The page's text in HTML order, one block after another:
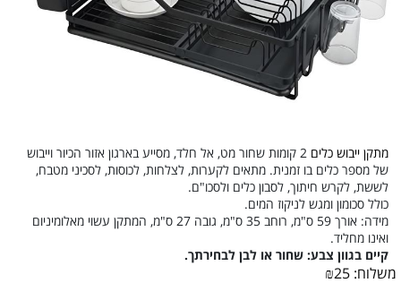
מתקן ייבוש כלים2 קומות שחור מט, אל חלד,
מסייע בארגון אזור הכיור וייבוש
של מספר כלים בו זמנית. מתאים לקערות, לצלחות, לכוסות, לסכיני מטבח,
לששת, לקרש חיתוך, לסבון כלים ולסכו"ם.
כולל סכומון ומגש לניקוז המים.
מידה: אורך 59 ס"מ, רוחב 35 ס"מ, גובה 27 ס"מ, המתקן עשוי מאלומיניום
ואינו מחליד.
קיים בגוון צבע: שחור או לבן לבחירתך.
משלוח: ₪25